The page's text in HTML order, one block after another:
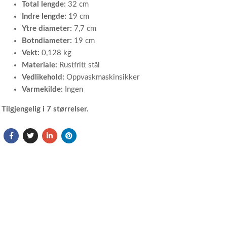
Total lengde: 32 cm
Indre lengde: 19 cm
Ytre diameter: 7,7 cm
Botndiameter: 19 cm
Vekt: 0,128 kg
Materiale: Rustfritt stål
Vedlikehold: Oppvaskmaskinsikker
Varmekilde: Ingen
Tilgjengelig i 7 størrelser.